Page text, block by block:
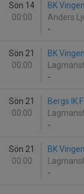
Sön 14
00:00
BK
Anders
-
Sön 21
00:00
BK
-
Sön 21
00:00
Bergs IK
-
Sön 21
00:00
BK
-